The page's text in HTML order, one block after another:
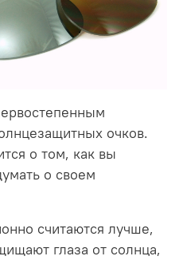
очков.
о том, как вы
о своем
считаются лучше,
глаза от солнца,